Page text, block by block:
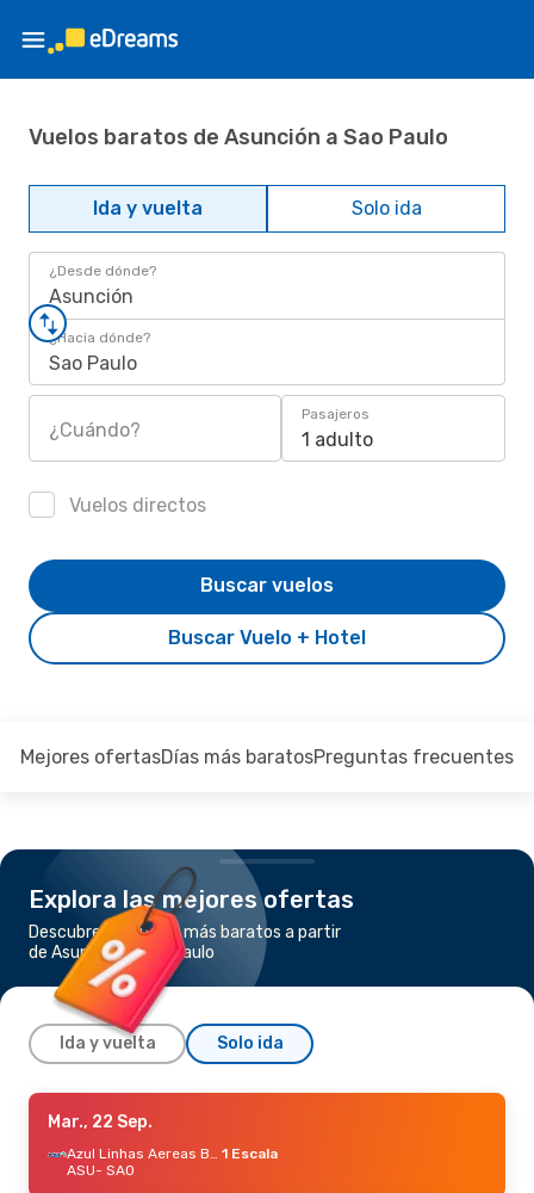
Vuelos baratos de Asunción a Sao Paulo
Ida y vuelta Solo ida
¿Desde dónde?
Asunción
¿Hacia dónde?
Sao Paulo
¿Cuándo?
Pasajeros
1 adulto
Vuelos directos
Buscar Vuelo + Hotel
Buscar vuelos
Mejores ofertasDías más baratosPreguntas frecuentes
Explora las mejores ofertas
Descubre los vuelos más baratos a partir
de Asunción a Sao Paulo
Ida y vuelta Solo ida
Vie., 4 Sep.- Mar., 8 Sep.
LATAM AirlinesDirecto
ASU- SAO
Mar., 22 Sep.
Azul Linhas Aereas Brasileiras 1 Escala
ASU- SAO